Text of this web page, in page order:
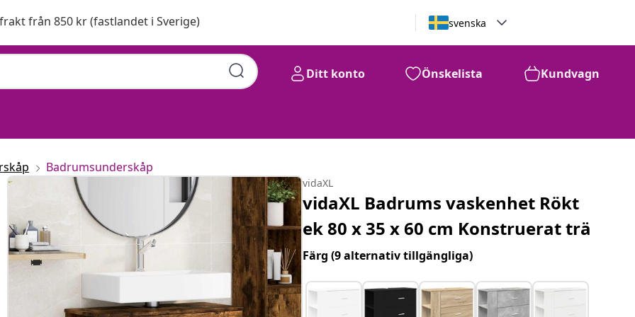
från 850 kr (fastlandet i Sverige) svenska
Ditt konto Önskelista Kundvagn
Badrumsunderskåp
vidaXL
vidaXL Badrums vaskenhet Rökt
ek 80 x 35 x 60 cm Konstruerat trä
Färg(9 alternativ tillgängliga)